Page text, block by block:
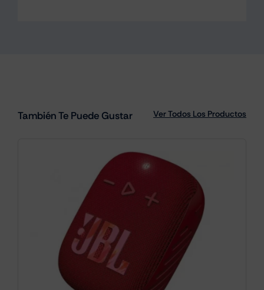
También Te Puede Gustar Ver Todos Los Productos